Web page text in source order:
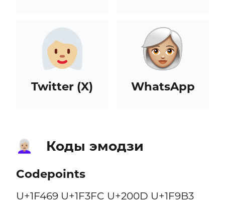
Twitter (X) WhatsApp
👩🏼‍🦳 Коды эмодзи
Codepoints
U+1F469 U+1F3FC U+200D U+1F9B3